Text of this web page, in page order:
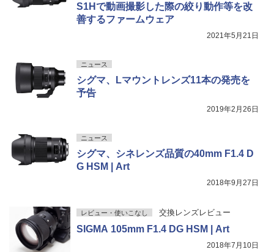
S1Hで動画撮影した際の絞り動作等を改
善するファームウェア
2021年5月21日
ニュース
シグマ、Lマウントレンズ11本の発売を
予告
2019年2月26日
ニュース
シグマ、シネレンズ品質の40mm F1.4 D
G HSM | Art
2018年9月27日
レビュー・使いこなし 交換レンズレビュー
SIGMA 105mm F1.4 DG HSM | Art
2018年7月10日